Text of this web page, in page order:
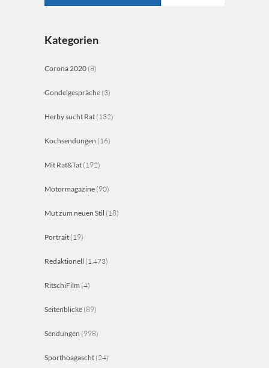
Kategorien
Corona 2020 (8)
Gondelgespräche (3)
Herby sucht Rat (132)
Kochsendungen (16)
Mit Rat&Tat (192)
Motormagazine (90)
Mut zum neuen Stil (18)
Portrait (19)
Redaktionell (1.473)
RitschiFilm (4)
Seitenblicke (89)
Sendungen (998)
Sporthoagascht (24)